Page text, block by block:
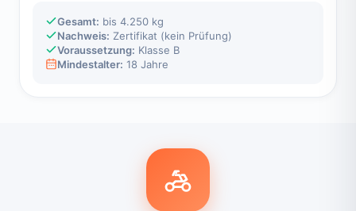
Gesamt: bis 4.250 kg
Nachweis: Zertifikat (kein Prüfung)
Voraussetzung: Klasse B
Mindestalter: 18 Jahre